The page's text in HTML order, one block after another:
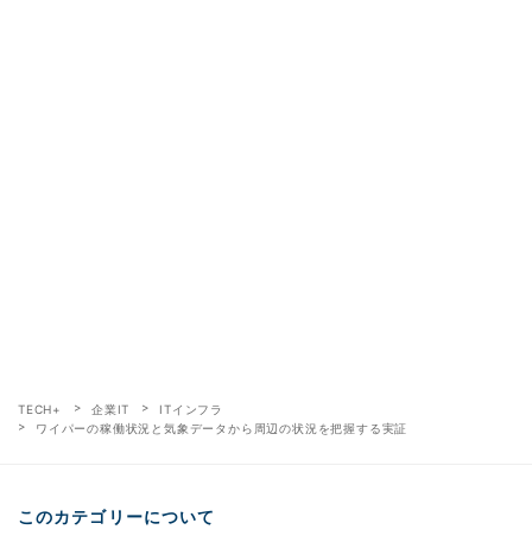
TECH+ 企業IT
ITインフラ
ワイパーの稼働状況と気象データから周辺の状況を把握する実証
このカテゴリーについて